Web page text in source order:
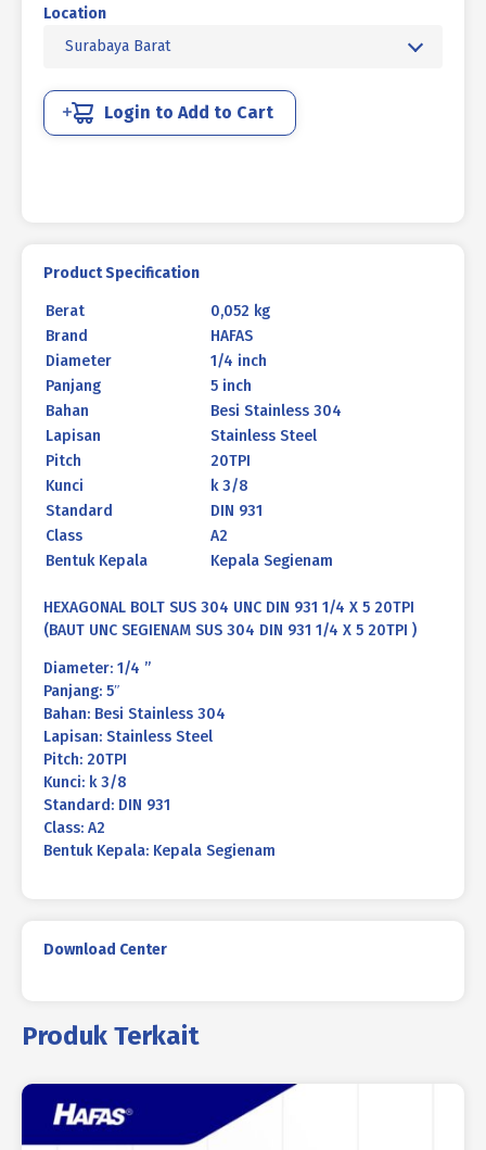
STEEL
UNC
HALF
DRAT
20TPI
Location
Surabaya Barat
Login to Add to Cart
Product Specification
Berat
0,052 kg
Brand
HAFAS
Diameter
1/4 inch
Panjang
5 inch
Bahan
Besi Stainless 304
Lapisan
Stainless Steel
Pitch
20TPI
Kunci
k 3/8
Standard
DIN 931
Class
A2
Bentuk Kepala
Kepala Segienam
HEXAGONAL BOLT SUS 304 UNC DIN 931 1/4 X 5 20TPI
(BAUT UNC SEGIENAM SUS 304 DIN 931 1/4 X 5 20TPI )
Diameter: 1/4 ”
Panjang: 5″
Bahan: Besi Stainless 304
Lapisan: Stainless Steel
Pitch: 20TPI
Kunci: k 3/8
Standard: DIN 931
Class: A2
Bentuk Kepala: Kepala Segienam
Download Center
Produk Terkait